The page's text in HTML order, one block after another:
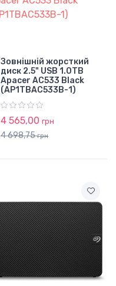
Зовнішній жорсткий
диск 2.5" USB 1.0TB
Apacer AC533 Black
(AP1TBAC533B-1)
4 565,00 грн
4 698,75грн